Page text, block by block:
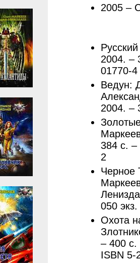
2005 –
2004. –
01770-4
Ведун:
2004. –
384 с. –
2
Черное
050
Охота
– 400 с.
ISBN 5-